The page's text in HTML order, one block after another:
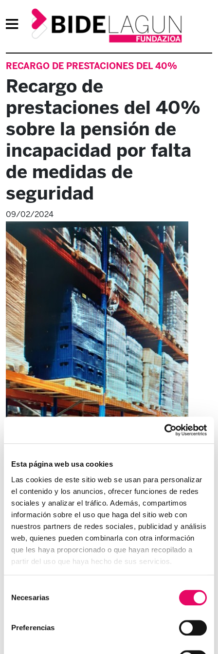
Esta página web usa cookies
Las cookies de este sitio web se usan para personalizar
el contenido y los anuncios, ofrecer funciones de redes
sociales y analizar el tráfico. Además, compartimos
información sobre el uso que haga del sitio web con
nuestros partners de redes sociales, publicidad y análisis
web, quienes pueden combinarla con otra información
que les haya proporcionado o que hayan recopilado a
partir del uso que haya hecho de sus servicios.
Necesarias
Preferencias
RECARGO DE PRESTACIONES DEL 40%
Recargo de
prestaciones del 40%
sobre la pensión de
incapacidad por falta
de medidas de
seguridad
09/02/2024
Se declara probado que "las medidas
preventivas propuestas en la evaluación de
riesgos eran insuficientes e/o inadecuadas".
El Juzgado de lo Social número Uno de Pamplona ha
confirmado la Resolución del INSS que impuso a la
empresa “SOLIDUS SAN ANDRÉS” un recargo de
prestaciones por falta de medidas de seguridad del 40%
trabajador accidentado al caerle encima una pila de
a consecuencia del accidente laboral , le fue concedida
una Incapacidad Permanente Absoluta debido a las